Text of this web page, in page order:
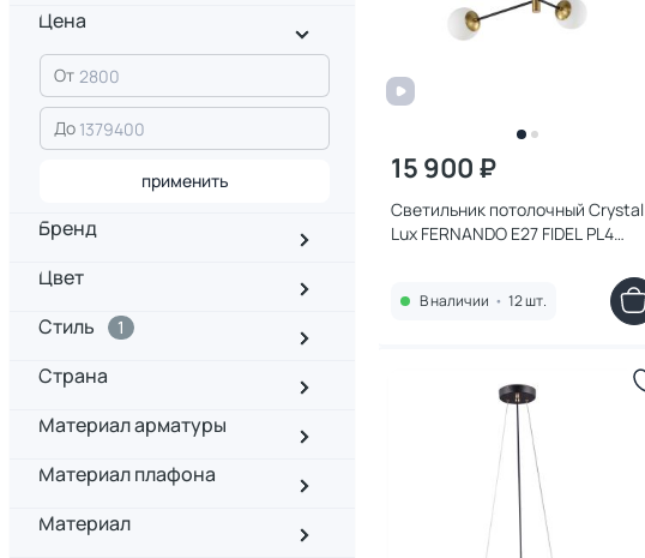
Цена
От
До
применить
Бренд
Цвет
Стиль
1
Страна
Материал арматуры
Материал плафона
Материал
15 900 ₽
Светильник потолочный Crystal
Lux FERNANDO E27 FIDEL PL4
В наличии • 12 шт.